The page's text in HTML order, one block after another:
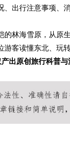
出行注意事项
林海雪原，从原
游客读懂东北、玩
原创旅行科普与